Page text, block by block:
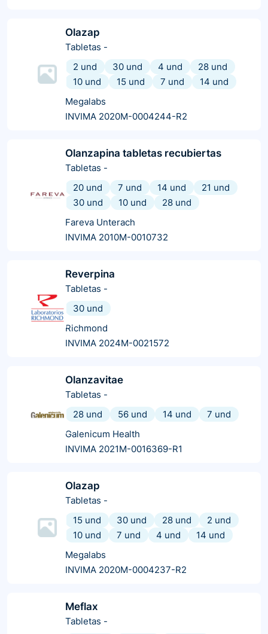
Olazap
Tabletas -
2 und
30 und 4 und
28 und
10 und
15 und 7 und
14 und
Megalabs
INVIMA 2020M-0004244-R2
Olanzapina tabletas recubiertas
Tabletas -
20 und
7 und 14 und
21 und
30 und
10 und
28 und
Fareva Unterach
INVIMA 2010M-0010732
Reverpina
Tabletas -
30 und
Richmond
INVIMA 2024M-0021572
Olanzavitae
Tabletas -
28 und
56 und 14 und
7 und
Galenicum Health
INVIMA 2021M-0016369-R1
Olazap
Tabletas -
15 und
30 und 28 und
2 und
10 und
7 und 4 und
14 und
Megalabs
INVIMA 2020M-0004237-R2
Meflax
Tabletas -